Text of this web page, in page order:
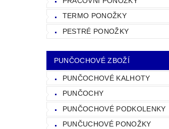
TERMO PONOŽKY
PESTRÉ PONOŽKY
PUNČOCHOVÉ ZBOŽÍ
PUNČOCHOVÉ KALHOTY
PUNČOCHY
PUNČOCHOVÉ PODKOLENKY
PUNČUCHOVÉ PONOŽKY